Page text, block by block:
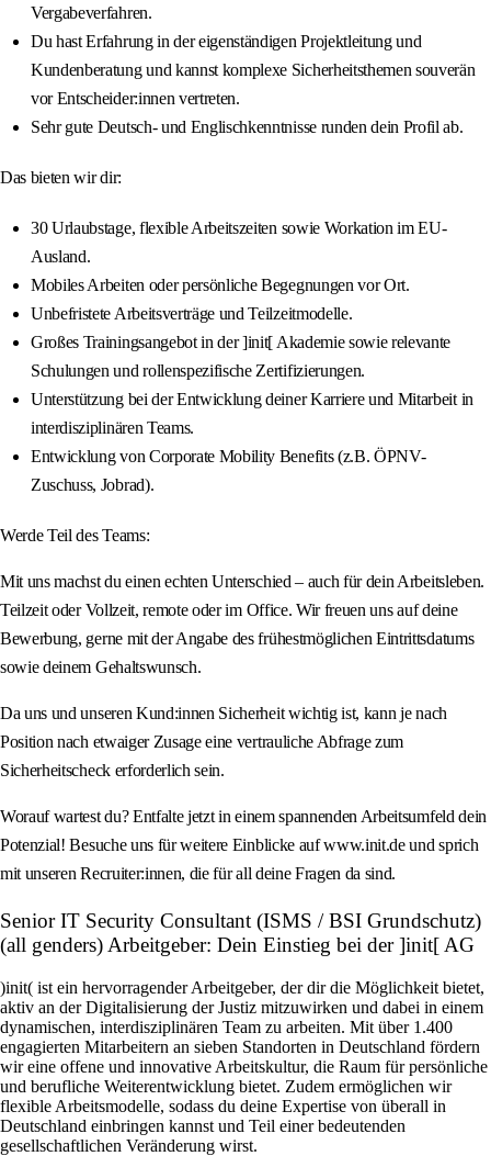
Vergabeverfahren.
Du hast Erfahrung in der eigenständigen Projektleitung und
Kundenberatung und kannst komplexe Sicherheitsthemen souverän
vor Entscheider:innen vertreten.
Sehr gute Deutsch- und Englischkenntnisse runden dein Profil ab.
Das bieten wir dir:
30 Urlaubstage, flexible Arbeitszeiten sowie Workation im EU-
Ausland.
Mobiles Arbeiten oder persönliche Begegnungen vor Ort.
Unbefristete Arbeitsverträge und Teilzeitmodelle.
Großes Trainingsangebot in der ]init[ Akademie sowie relevante
Schulungen und rollenspezifische Zertifizierungen.
Unterstützung bei der Entwicklung deiner Karriere und Mitarbeit in
interdisziplinären Teams.
Entwicklung von Corporate Mobility Benefits (z.B. ÖPNV-
Zuschuss, Jobrad).
Werde Teil des Teams:
Mit uns machst du einen echten Unterschied – auch für dein Arbeitsleben.
Teilzeit oder Vollzeit, remote oder im Office. Wir freuen uns auf deine
Bewerbung, gerne mit der Angabe des frühestmöglichen Eintrittsdatums
sowie deinem Gehaltswunsch.
Da uns und unseren Kund:innen Sicherheit wichtig ist, kann je nach
Position nach etwaiger Zusage eine vertrauliche Abfrage zum
Sicherheitscheck erforderlich sein.
Worauf wartest du? Entfalte jetzt in einem spannenden Arbeitsumfeld dein
Potenzial! Besuche uns für weitere Einblicke auf www.init.de und sprich
mit unseren Recruiter:innen, die für all deine Fragen da sind.
Senior IT Security Consultant (ISMS / BSI Grundschutz)
(all genders) Arbeitgeber: Dein Einstieg bei der ]init[ AG
)init( ist ein hervorragender Arbeitgeber, der dir die Möglichkeit bietet,
aktiv an der Digitalisierung der Justiz mitzuwirken und dabei in einem
dynamischen, interdisziplinären Team zu arbeiten. Mit über 1.400
engagierten Mitarbeitern an sieben Standorten in Deutschland fördern
wir eine offene und innovative Arbeitskultur, die Raum für persönliche
und berufliche Weiterentwicklung bietet. Zudem ermöglichen wir
flexible Arbeitsmodelle, sodass du deine Expertise von überall in
Deutschland einbringen kannst und Teil einer bedeutenden
gesellschaftlichen Veränderung wirst.